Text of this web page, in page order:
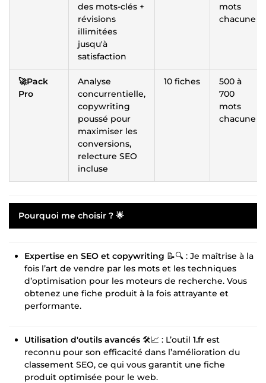
des mots-clés +
révisions
illimitées
jusqu'à
satisfaction
mots
chacune
🚀Pack
Pro
Analyse
concurrentielle,
copywriting
poussé pour
maximiser les
conversions,
relecture SEO
incluse
10 fiches
500 à
700
mots
chacune
Pourquoi me choisir ? 🌟
Expertise en SEO et copywriting 📝🔍 : Je maîtrise à la
fois l’art de vendre par les mots et les techniques
d’optimisation pour les moteurs de recherche. Vous
obtenez une fiche produit à la fois attrayante et
performante.
Utilisation d'outils avancés 🛠️📈 : L’outil 1.fr est
reconnu pour son efficacité dans l’amélioration du
classement SEO, ce qui vous garantit une fiche
produit optimisée pour le web.